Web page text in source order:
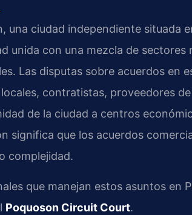
una ciudad independiente situada
unida con una mezcla de sectores
Las disputas sobre acuerdos en
contratistas, proveedores
de la ciudad a centros
significa que los acuerdos
complejidad.
que manejan estos asuntos en
Poquoson Circuit Court.